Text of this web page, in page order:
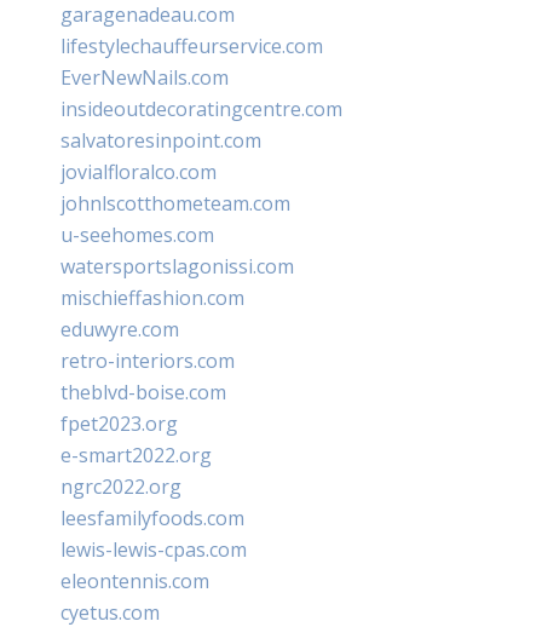
garagenadeau.com
lifestylechauffeurservice.com
EverNewNails.com
insideoutdecoratingcentre.com
salvatoresinpoint.com
jovialfloralco.com
johnlscotthometeam.com
u-seehomes.com
watersportslagonissi.com
mischieffashion.com
eduwyre.com
retro-interiors.com
theblvd-boise.com
fpet2023.org
e-smart2022.org
ngrc2022.org
leesfamilyfoods.com
lewis-lewis-cpas.com
eleontennis.com
cyetus.com